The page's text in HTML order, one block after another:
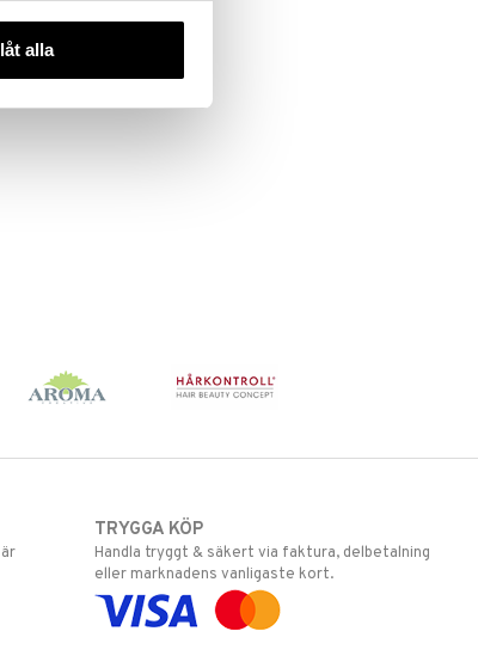
alla
TRYGGA KÖP
Handla tryggt & säkert via faktura, delbetalning
eller marknadens vanligaste kort.